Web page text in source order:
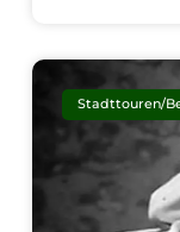
Stadttouren/